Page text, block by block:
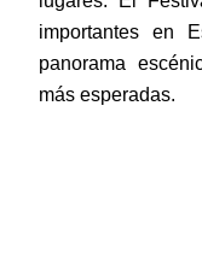
importantes en
panorama
más esperadas.